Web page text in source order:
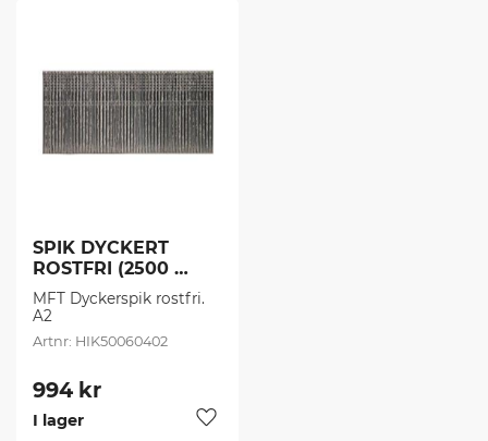
SPIK DYCKERT
ROSTFRI (2500
st/frp)
MFT Dyckerspik rostfri.
A2
HIK50060402
994 kr
Lägg till i favoriter
I lager